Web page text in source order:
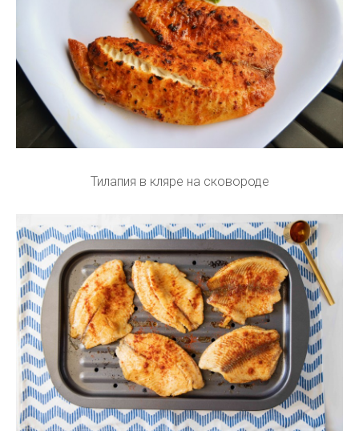
Тилапия в кляре на сковороде